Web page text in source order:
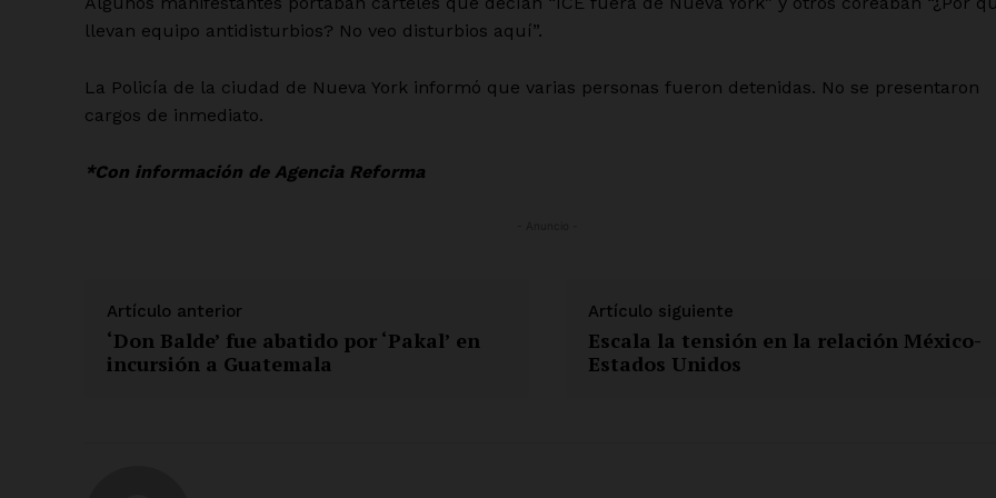
Mi cuenta
llevan equipo antidisturbios? No veo disturbios aquí”.
La Policía de la ciudad de Nueva York informó que varias personas fueron detenidas. No se presentaron
cargos de inmediato.
*Con información de Agencia Reforma
Artículo anterior
‘Don Balde’ fue abatido por ‘Pakal’ en
incursión a Guatemala
Artículo siguiente
Escala la tensión en la relación México-
Estados Unidos